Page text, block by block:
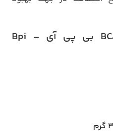
ویژگی‌های بست BCAA بی پی آی – Bpi